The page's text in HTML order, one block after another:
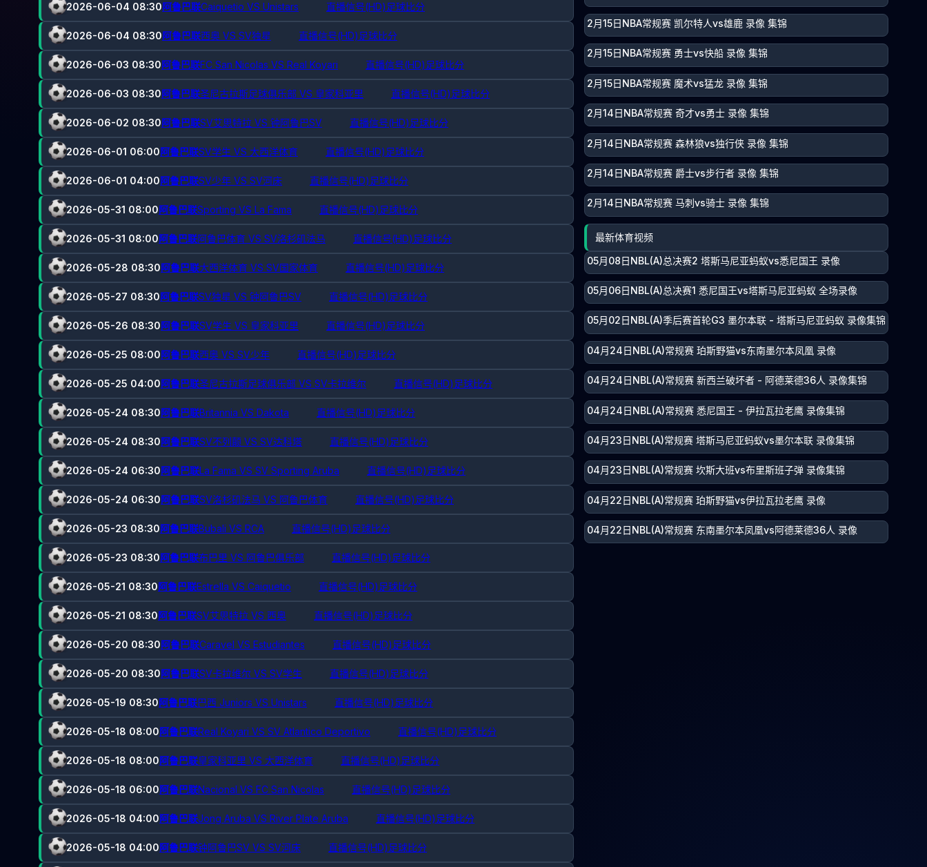
2026-06-04 08:30阿鲁巴联Caiquetio VS Unistars 直播信号(HD) 足球比分
2026-06-04 08:30阿鲁巴联西奥 VS SV独星 直播信号(HD) 足球比分
2026-06-03 08:30阿鲁巴联FC San Nicolas VS Real Koyari 直播信号(HD) 足球比分
2026-06-03 08:30阿鲁巴联圣尼古拉斯足球俱乐部 VS 皇家科亚里 直播信号(HD) 足球比分
2026-06-02 08:30阿鲁巴联SV艾思特拉 VS 钟阿鲁巴SV 直播信号(HD) 足球比分
2026-06-01 06:00阿鲁巴联SV学生 VS 大西洋体育 直播信号(HD) 足球比分
2026-06-01 04:00阿鲁巴联SV少年 VS SV河床 直播信号(HD) 足球比分
2026-05-31 08:00阿鲁巴联Sporting VS La Fama 直播信号(HD) 足球比分
2026-05-31 08:00阿鲁巴联阿鲁巴体育 VS SV洛杉矶法马 直播信号(HD) 足球比分
2026-05-28 08:30阿鲁巴联大西洋体育 VS SV国家体育 直播信号(HD) 足球比分
2026-05-27 08:30阿鲁巴联SV独星 VS 钟阿鲁巴SV 直播信号(HD) 足球比分
2026-05-26 08:30阿鲁巴联SV学生 VS 皇家科亚里 直播信号(HD) 足球比分
2026-05-25 08:00阿鲁巴联西奥 VS SV少年 直播信号(HD) 足球比分
2026-05-25 04:00阿鲁巴联圣尼古拉斯足球俱乐部 VS SV卡拉维尔 直播信号(HD) 足球比分
2026-05-24 08:30阿鲁巴联Britannia VS Dakota 直播信号(HD) 足球比分
2026-05-24 08:30阿鲁巴联SV不列颠 VS SV达科塔 直播信号(HD) 足球比分
2026-05-24 06:30阿鲁巴联La Fama VS SV Sporting Aruba 直播信号(HD) 足球比分
2026-05-24 06:30阿鲁巴联SV洛杉矶法马 VS 阿鲁巴体育 直播信号(HD) 足球比分
2026-05-23 08:30阿鲁巴联Bubali VS RCA 直播信号(HD) 足球比分
2026-05-23 08:30阿鲁巴联布巴里 VS 阿鲁巴俱乐部 直播信号(HD) 足球比分
2026-05-21 08:30阿鲁巴联Estrella VS Caiquetio 直播信号(HD) 足球比分
2026-05-21 08:30阿鲁巴联SV艾思特拉 VS 西奥 直播信号(HD) 足球比分
2026-05-20 08:30阿鲁巴联Caravel VS Estudiantes 直播信号(HD) 足球比分
2026-05-20 08:30阿鲁巴联SV卡拉维尔 VS SV学生 直播信号(HD) 足球比分
2026-05-19 08:30阿鲁巴联巴西 Juniors VS Unistars 直播信号(HD) 足球比分
2026-05-18 08:00阿鲁巴联Real Koyari VS SV Atlantico Deportivo 直播信号(HD) 足球比分
2026-05-18 08:00阿鲁巴联皇家科亚里 VS 大西洋体育 直播信号(HD) 足球比分
2026-05-18 06:00阿鲁巴联Nacional VS FC San Nicolas 直播信号(HD) 足球比分
2026-05-18 04:00阿鲁巴联Jong Aruba VS River Plate Aruba 直播信号(HD) 足球比分
2026-05-18 04:00阿鲁巴联钟阿鲁巴SV VS SV河床 直播信号(HD) 足球比分
2月15日NBA常规赛 凯尔特人vs雄鹿 录像 集锦
2月15日NBA常规赛 勇士vs快船 录像 集锦
2月15日NBA常规赛 魔术vs猛龙 录像 集锦
2月14日NBA常规赛 奇才vs勇士 录像 集锦
2月14日NBA常规赛 森林狼vs独行侠 录像 集锦
2月14日NBA常规赛 爵士vs步行者 录像 集锦
2月14日NBA常规赛 马刺vs骑士 录像 集锦
最新体育视频
05月08日NBL(A)总决赛2 塔斯马尼亚蚂蚁vs悉尼国王 录像
05月06日NBL(A)总决赛1 悉尼国王vs塔斯马尼亚蚂蚁 全场录像
05月02日NBL(A)季后赛首轮G3 墨尔本联 - 塔斯马尼亚蚂蚁 录像集锦
04月24日NBL(A)常规赛 珀斯野猫vs东南墨尔本凤凰 录像
04月24日NBL(A)常规赛 新西兰破坏者 - 阿德莱德36人 录像集锦
04月24日NBL(A)常规赛 悉尼国王 - 伊拉瓦拉老鹰 录像集锦
04月23日NBL(A)常规赛 塔斯马尼亚蚂蚁vs墨尔本联 录像集锦
04月23日NBL(A)常规赛 坎斯大班vs布里斯班子弹 录像集锦
04月22日NBL(A)常规赛 珀斯野猫vs伊拉瓦拉老鹰 录像
04月22日NBL(A)常规赛 东南墨尔本凤凰vs阿德莱德36人 录像